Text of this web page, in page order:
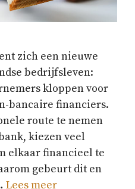
zich een nieuwe
bedrijfsleven:
kloppen voor
bancaire financiers.
route te nemen
kiezen veel
elkaar financieel te
gebeurt dit en
Lees meer